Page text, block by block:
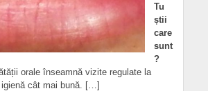
Tu
știi
care
sunt
?
orale înseamnă vizite regulate la
cât mai bună. […]